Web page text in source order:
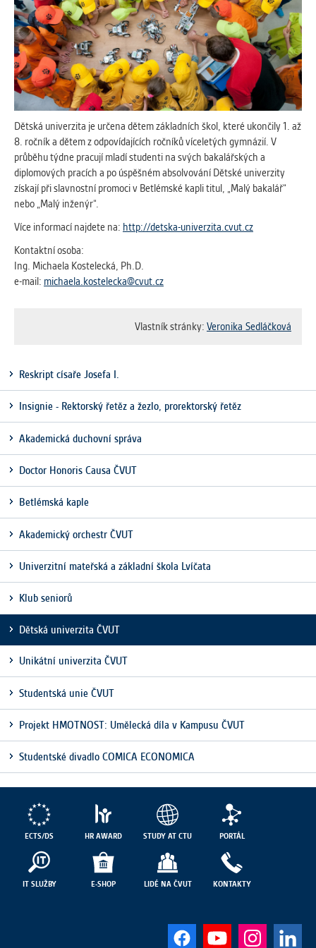
ANALYTICKÉ
Slouží pro získávání anonymizovaných
statistických údajů, které nám pomáhají
vylepšovat naše aplikace. Zpravidla jde o
cookies systémů třetích stran, které k
těmto účelům využíváme.
MARKETINGOVÉ
Využívané za účelem zobrazení
správných nabídek a cílení obsahu podle
cookies systémů třetích stran, které nám
s analýzou uživatelského chování
pomáhají.
Cookies, které aplikace nedokáže zařadit.
přiřazeny do některé z kategorií
uvedených výše.
Dětská univerzita je určena dětem základních škol, které ukončily 1. až
8. ročník a dětem z odpovídajících ročníků víceletých gymnázií. V
průběhu týdne pracují mladí studenti na svých bakalářských a
diplomových pracích a po úspěšném absolvování Dětské univerzity
získají při slavnostní promoci v Betlémské kapli titul, „Malý bakalář“
nebo „Malý inženýr“.
Více informací najdete na: http://detska-univerzita.cvut.cz
Kontaktní osoba:
Ing. Michaela Kostelecká, Ph.D.
e-mail: michaela.kostelecka@cvut.cz
Vlastník stránky: Veronika Sedláčková
Reskript císaře Josefa I.
Insignie - Rektorský řetěz a žezlo, prorektorský řetěz
Akademická duchovní správa
Doctor Honoris Causa ČVUT
Betlémská kaple
Akademický orchestr ČVUT
Univerzitní mateřská a základní škola Lvíčata
Klub seniorů
Dětská univerzita ČVUT
Unikátní univerzita ČVUT
Studentská unie ČVUT
Projekt HMOTNOST: Umělecká díla v Kampusu ČVUT
Studentské divadlo COMICA ECONOMICA
ECTS/DS HR AWARD STUDY AT CTU PORTÁL
IT SLUŽBY E-SHOP LIDÉ NA ČVUT KONTAKTY